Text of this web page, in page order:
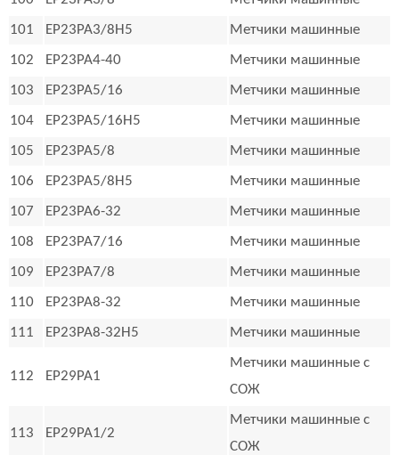
101
EP23PA3/8H5
Метчики машинные
102
EP23PA4-40
Метчики машинные
103
EP23PA5/16
Метчики машинные
104
EP23PA5/16H5
Метчики машинные
105
EP23PA5/8
Метчики машинные
106
EP23PA5/8H5
Метчики машинные
107
EP23PA6-32
Метчики машинные
108
EP23PA7/16
Метчики машинные
109
EP23PA7/8
Метчики машинные
110
EP23PA8-32
Метчики машинные
111
EP23PA8-32H5 Метчики машинные
112 EP29PA1
Метчики машинные с
СОЖ
113 EP29PA1/2
Метчики машинные с
СОЖ